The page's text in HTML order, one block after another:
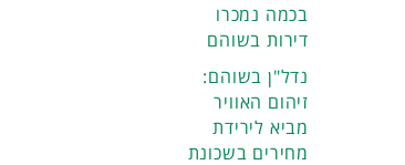
בכמה נמכרו
דירות בשוהם
נדל"ן בשוהם:
זיהום האוויר
מביא לירידת
מחירים בשכונת